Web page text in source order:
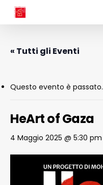
« Tutti gli Eventi
Questo evento è passato.
HeArt of Gaza
4 Maggio 2025 @ 5:30 pm